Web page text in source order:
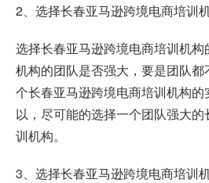
2、选择长春亚马逊跨境电商培训
选择长春亚马逊跨境电商培训机
机构的团队是否强大，要是团队
个长春亚马逊跨境电商培训机构
以，尽可能的选择一个团队强大
训机构。
3、选择长春亚马逊跨境电商培训